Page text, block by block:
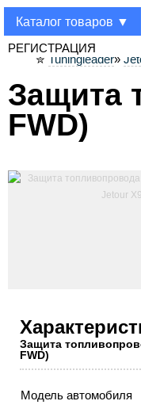
Каталог товаров ▼
РЕГИСТРАЦИЯ
✮ Tuningleader»
Защита
FWD)
Защита
FWD)
Модель автомобиля